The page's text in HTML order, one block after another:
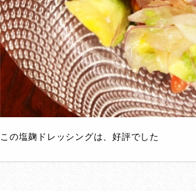
この塩麹ドレッシングは、好評でした